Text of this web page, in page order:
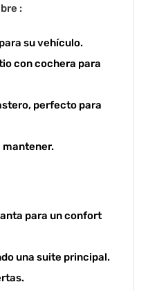
:
su vehículo.
con cochera para
perfecto para
para un confort
una suite principal.